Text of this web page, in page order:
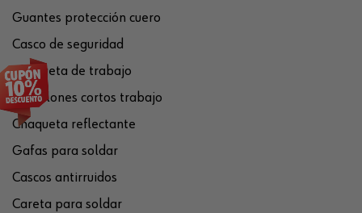
Guantes protección cuero
Casco de seguridad
Chaqueta de trabajo
Pantalones cortos trabajo
Chaqueta reflectante
Gafas para soldar
Cascos antirruidos
Careta para soldar